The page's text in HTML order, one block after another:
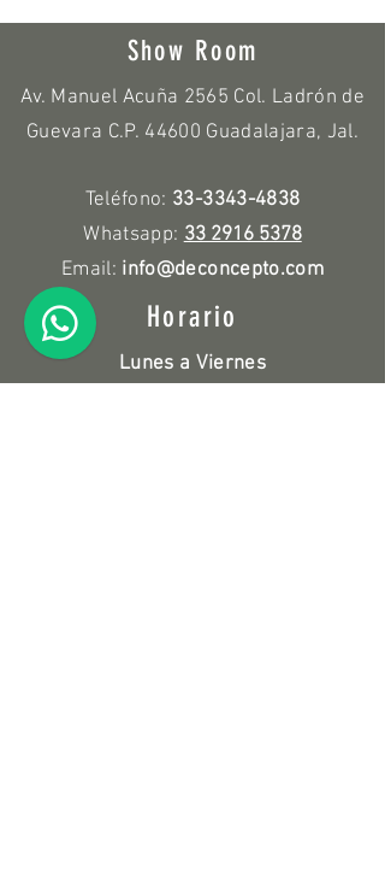
Show Room
Av. Manuel Acuña 2565 Col. Ladrón de
Guevara C.P. 44600 Guadalajara, Jal.
Teléfono: 33-3343-4838
Whatsapp:33 2916 5378
Email: info@deconcepto.com
Horario
Lunes a Viernes